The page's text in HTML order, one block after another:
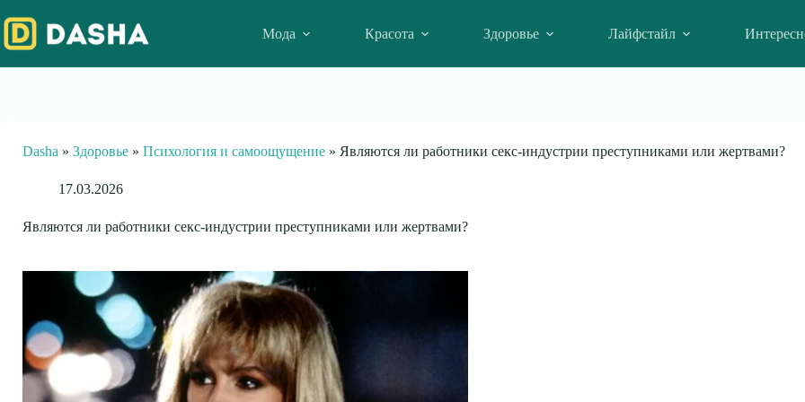
to
content
Мода Красота Здоровье Лайфстайл
Dasha » Здоровье » Психология и самоощущение » Являются ли работники секс-индустрии преступниками или жертвами?
17.03.2026
Являются ли работники секс-индустрии преступниками или жертвами?